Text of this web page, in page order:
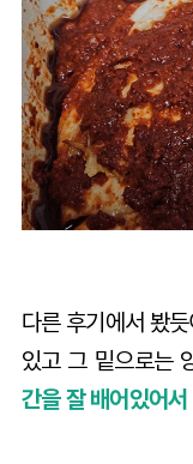
다른 후기에서 봤듯
있고 그 밑으로는
간을 잘 배어있어